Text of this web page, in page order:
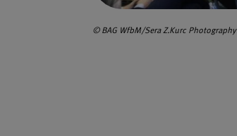
© BAG WfbM/Sera Z.Kurc Photography